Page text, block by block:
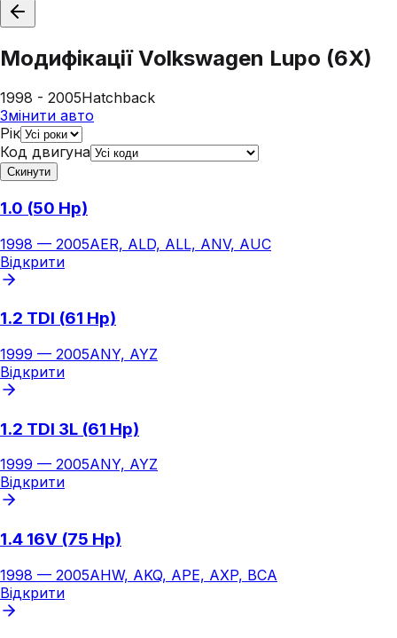
МодифікаціїVolkswagen Lupo (6X)
1998 - 2005Hatchback
Змінити авто
Рік
Код двигуна
Скинути
1.0 (50 Hp)
1998 — 2005AER, ALD, ALL, ANV, AUC
Відкрити
1.2 TDI (61 Hp)
1999 — 2005ANY, AYZ
Відкрити
1.2 TDI 3L (61 Hp)
1999 — 2005ANY, AYZ
Відкрити
1.4 16V (75 Hp)
1998 — 2005AHW, AKQ, APE, AXP, BCA
Відкрити